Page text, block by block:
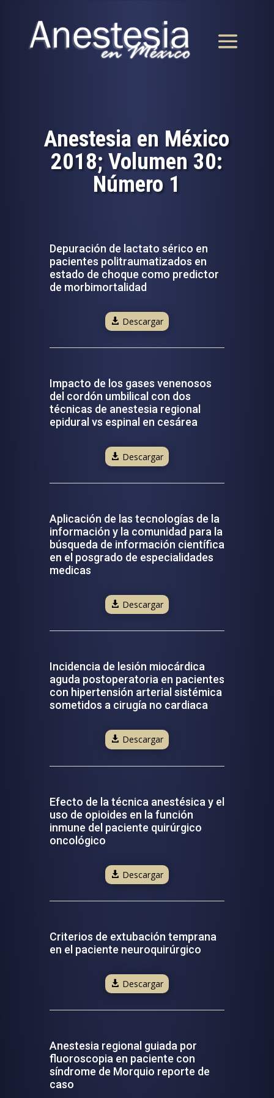
Anestesia en México
2018; Volumen 30:
Número 1
Depuración de lactato sérico en
pacientes politraumatizados en
estado de choque como predictor
de morbimortalidad
Descargar
Impacto de los gases venenosos
del cordón umbilical con dos
técnicas de anestesia regional
epidural vs espinal en cesárea
Descargar
Aplicación de las tecnologías de la
información y la comunidad para la
búsqueda de información científica
en el posgrado de especialidades
medicas
Descargar
Incidencia de lesión miocárdica
aguda postoperatoria en pacientes
con hipertensión arterial sistémica
sometidos a cirugía no cardiaca
Descargar
Efecto de la técnica anestésica y el
uso de opioides en la función
inmune del paciente quirúrgico
oncológico
Descargar
Criterios de extubación temprana
en el paciente neuroquirúrgico
Descargar
Anestesia regional guiada por
fluoroscopia en paciente con
síndrome de Morquio reporte de
caso